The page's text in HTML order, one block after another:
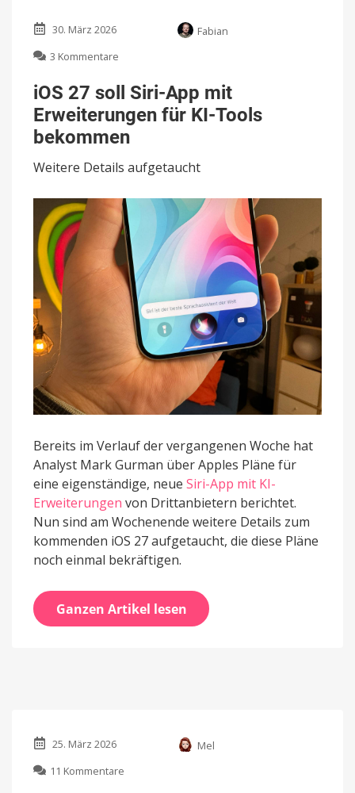
30. März 2026
Fabian
3 Kommentare
27
soll
Siri-
App
mit
Erweiterungen
für
Tools
bekommen
iOS 27 soll Siri-App mit
Erweiterungen für KI-Tools
bekommen
Weitere Details aufgetaucht
Bereits im Verlauf der vergangenen Woche hat
Analyst Mark Gurman über Apples Pläne für
eine eigenständige, neue Siri-App mit KI-
Erweiterungen von Drittanbietern berichtet.
Nun sind am Wochenende weitere Details zum
kommenden iOS 27 aufgetaucht, die diese Pläne
noch einmal bekräftigen.
Ganzen Artikel lesen
25. März 2026
Mel
11 Kommentare